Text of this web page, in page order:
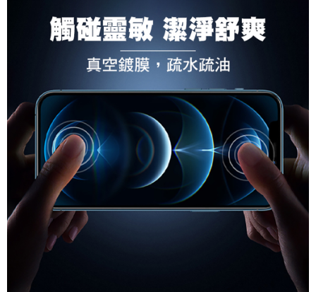
３．未成年的使用者請事先徵得法定代理人或監護人之同意方可使用
「AFTEE先享後付」，若未經同意申辦者引起之損失，本公司不負相關責
４．使用「AFTEE先享後付」時，將依據個別帳號之用戶狀況，依本公司即
時審查核予不同之上限額度；若仍有額度不足之情形，本公司將視審查結果
５．嚴禁一人註冊多個帳號或使用他人資訊註冊。若發現惡意使用之情形，
恩沛科技股份有限公司將有權停止該用戶之使用額度並採取法律行動。